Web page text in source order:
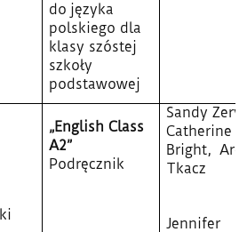
do języka
polskiego dla
klasy szóstej
szkoły
podstawowej
„English Class
A2”
Podręcznik
Sandy
Catherine
Bright,
Tkacz
Jennifer